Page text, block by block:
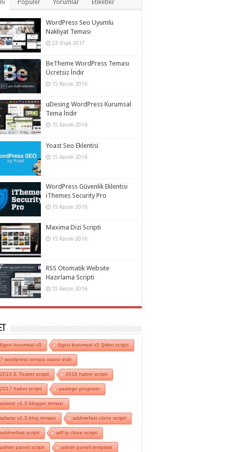
Popüler Yorumlar Etiketler
WordPress Seo Uyumlu
Nakliyat Teması
23 Ocak 2017
BeTheme WordPress Teması
Ücretsiz İndir
15 Kasım 2016
uDesing WordPress Kurumsal
Tema İndir
15 Kasım 2016
Yoast Seo Eklentisi
15 Kasım 2016
WordPress Güvenlik Eklentisi
iThemes Security Pro
15 Kasım 2016
Maxima Dizi Scripti
15 Kasım 2016
RSS Otomatik Website
Hazırlama Scripti
15 Kasım 2016
6gen kurumsal v3 6gen kurumsal v3 Şirket scripti
7 wordpress teması warez indir
2015 E Ticaret scripti 2016 haber scripti
2017 haber scripti aaalogo programı
adamz v1.3 blogger teması
adamz v1.3 blog teması addmefast clone scripti
addmefast scripti adf.ly clone scripti
admin paneli scripti admin paneli template